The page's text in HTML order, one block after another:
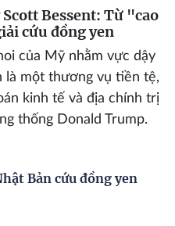
Bessent: Từ "cao
cứu đồng yen
của Mỹ nhằm vực dậy
là một thương vụ tiền tệ,
kinh tế và địa chính trị
thống Donald Trump.
Bản cứu đồng yen